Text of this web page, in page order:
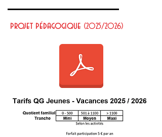
projet pédagogique (2025/2026)